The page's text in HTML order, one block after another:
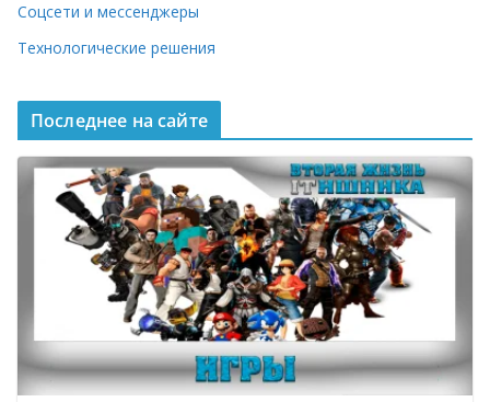
Соцсети и мессенджеры
Технологические решения
Последнее на сайте